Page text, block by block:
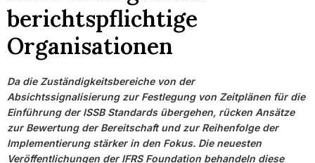
berichtspflichtige
Organisationen
Da die Zuständigkeitsbereiche von der
Absichtssignalisierung zur Festlegung von Zeitplänen für die
Einführung der ISSB Standards übergehen, rücken Ansätze
zur Bewertung der Bereitschaft und zur Reihenfolge der
Implementierung stärker in den Fokus. Die neuesten
Veröffentlichungen der IFRS Foundation behandeln diese